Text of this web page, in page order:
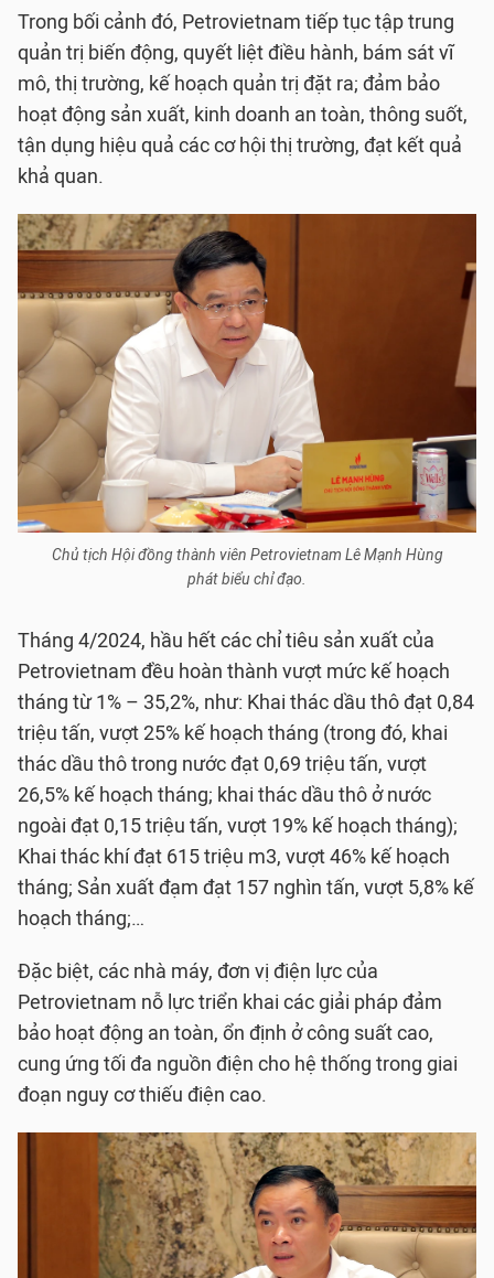
Trong bối cảnh đó, Petrovietnam tiếp tục tập trung
quản trị biến động, quyết liệt điều hành, bám sát vĩ
mô, thị trường, kế hoạch quản trị đặt ra; đảm bảo
hoạt động sản xuất, kinh doanh an toàn, thông suốt,
tận dụng hiệu quả các cơ hội thị trường, đạt kết quả
khả quan.
Chủ tịch Hội đồng thành viên Petrovietnam Lê Mạnh Hùng
phát biểu chỉ đạo.
Tháng 4/2024, hầu hết các chỉ tiêu sản xuất của
Petrovietnam đều hoàn thành vượt mức kế hoạch
tháng từ 1% – 35,2%, như: Khai thác dầu thô đạt 0,84
triệu tấn, vượt 25% kế hoạch tháng (trong đó, khai
thác dầu thô trong nước đạt 0,69 triệu tấn, vượt
26,5% kế hoạch tháng; khai thác dầu thô ở nước
ngoài đạt 0,15 triệu tấn, vượt 19% kế hoạch tháng);
Khai thác khí đạt 615 triệu m3, vượt 46% kế hoạch
tháng; Sản xuất đạm đạt 157 nghìn tấn, vượt 5,8% kế
hoạch tháng;…
Đặc biệt, các nhà máy, đơn vị điện lực của
Petrovietnam nỗ lực triển khai các giải pháp đảm
bảo hoạt động an toàn, ổn định ở công suất cao,
cung ứng tối đa nguồn điện cho hệ thống trong giai
đoạn nguy cơ thiếu điện cao.